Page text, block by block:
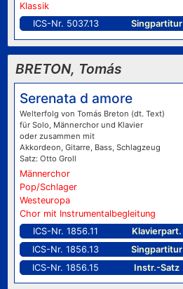
Klassik
ICS-Nr. 5037.13
Singpartitur
BRETON, Tomás
Serenata d amore
Welterfolg von Tomás Breton (dt. Text)
für Solo, Männerchor und Klavier
oder zusammen mit
Akkordeon, Gitarre, Bass, Schlagzeug
Satz: Otto Groll
Männerchor
Pop/Schlager
Westeuropa
Chor mit Instrumentalbegleitung
ICS-Nr. 1856.11
Klavierpart.
ICS-Nr. 1856.13
Singpartitur
ICS-Nr. 1856.15
Instr.-Satz